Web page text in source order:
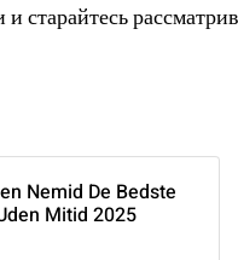
старайтесь
Nemid De Bedste
Mitid 2025